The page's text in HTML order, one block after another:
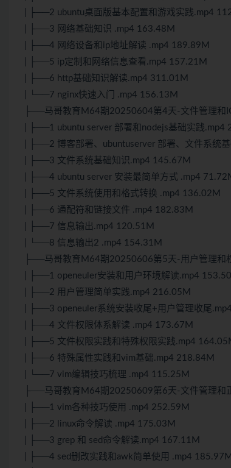
| ├──2 ubuntu桌面版基本配置和游戏实践.mp4
| ├──3 网络基础知识 .mp4 163.48M
| ├──4 网络设备和ip地址解读 .mp4 189.89M
| ├──5 ip定制和网络信息查看.mp4 157.21M
| ├──6 http基础知识解读.mp4 311.01M
| └──7 nginx快速入门 .mp4 156.13M
├──马哥教育M64期20250604第4天-文件管理和
| ├──1 ubuntu server 部署和nodejs基础实践.mp4
| ├──2 博客部署、ubuntuserver 部署、文件系统
| ├──3 文件系统基础知识.mp4 145.67M
| ├──4 ubuntu server 安装最简单方式 .mp4
| ├──5 文件系统使用和格式转换 .mp4 136.02M
| ├──6 通配符和链接文件 .mp4 182.83M
| ├──7 信息输出.mp4 120.51M
| └──8 信息输出2 .mp4 154.31M
├──马哥教育M64期20250606第5天-用户管理和
| ├──1 openeuler安装和用户环境解读.mp4
| ├──2 用户管理简单实践.mp4 216.05M
| ├──3 openeuler系统安装收尾+用户管理收尾
| ├──4 文件权限体系解读 .mp4 173.67M
| ├──5 文件权限实践和特殊权限实践.mp4
| ├──6 特殊属性实践和vim基础.mp4 218.84M
| └──7 vim编辑技巧梳理 .mp4 115.25M
├──马哥教育M64期20250609第6天-文件管理和
| ├──1 vim各种技巧使用 .mp4 252.59M
| ├──2 linux命令解读 .mp4 175.03M
| ├──3 grep 和 sed命令解读.mp4 167.11M
| ├──4 sed删改实践和awk简单使用 .mp4 185.97M